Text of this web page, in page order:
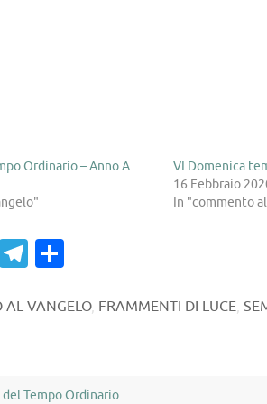
Ordinario – Anno A
VI Domenica
16 Febbraio
In "commento
W T
e n
AL VANGELO, FRAMMENTI DI LUCE,
Tempo Ordinario